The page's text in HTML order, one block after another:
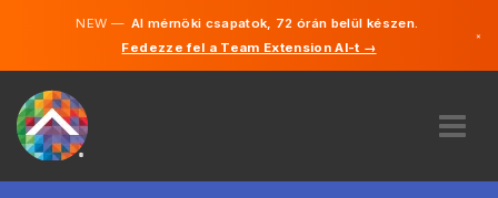
NEW —AI mérnöki csapatok, 72 órán belül készen.
Fedezze fel a Team Extension AI-t →
×